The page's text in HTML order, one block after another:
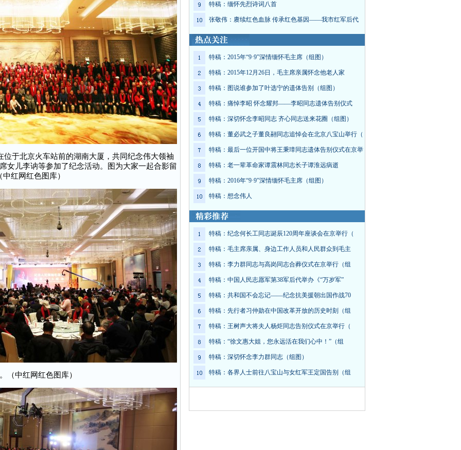
位于北京火车站前的湖南大厦，共同纪念伟大领袖
女儿李讷等参加了纪念活动。图为大家一起合影留
中红网红色图库）
（中红网红色图库）
特稿：缅怀先烈诗词八首
张敬伟：赓续红色血脉 传承红色基因——我市红军后代
特稿：2015年“9·9”深情缅怀毛主席（组图）
特稿：2015年12月26日，毛主席亲属怀念他老人家
特稿：图说谁参加了叶选宁的遗体告别（组图）
特稿：痛悼李昭 怀念耀邦——李昭同志遗体告别仪式
特稿：深切怀念李昭同志 齐心同志送来花圈（组图）
特稿：董必武之子董良翮同志追悼会在北京八宝山举行（
特稿：最后一位开国中将王秉璋同志遗体告别仪式在京举
特稿：老一辈革命家谭震林同志长子谭淮远病逝
特稿：2016年“9·9”深情缅怀毛主席（组图）
特稿：想念伟人
特稿：纪念何长工同志诞辰120周年座谈会在京举行（
特稿：毛主席亲属、身边工作人员和人民群众到毛主
特稿：李力群同志与高岗同志合葬仪式在京举行（组
特稿：中国人民志愿军第38军后代举办《“万岁军”
特稿：共和国不会忘记——纪念抗美援朝出国作战70
特稿：先行者习仲勋在中国改革开放的历史时刻（组
特稿：王树声大将夫人杨炬同志告别仪式在京举行（
特稿：“徐文惠大姐，您永远活在我们心中！”（组
特稿：深切怀念李力群同志（组图）
特稿：各界人士前往八宝山与女红军王定国告别（组